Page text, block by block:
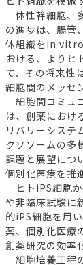
体性幹細胞、
の進歩は、腸管
体組織をin vitro
おける、よりヒ
て、その将来性
細胞間のメッセ
細胞間コミュ
は、創薬におけ
リバリーシステ
クソソームの多
課題と展望につ
個別化医療を推
ヒトiPS細胞
や非臨床試験に
的iPS細胞を用
薬、個別化医療
創薬研究の効率
細胞培養工程